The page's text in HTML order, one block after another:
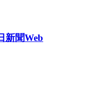
新聞Web